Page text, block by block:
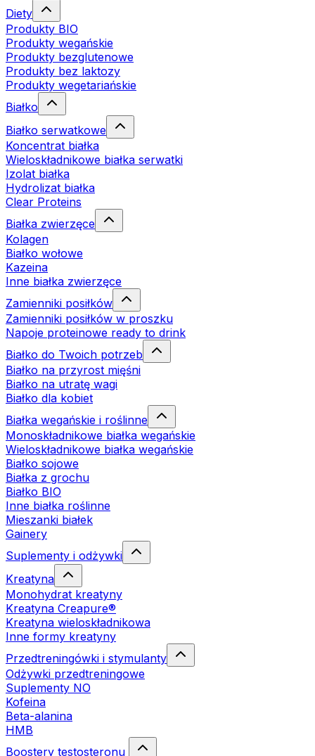
Diety
Produkty BIO
Produkty wegańskie
Produkty bezglutenowe
Produkty bez laktozy
Produkty wegetariańskie
Białko
Białko serwatkowe
Koncentrat białka
Wieloskładnikowe białka serwatki
Izolat białka
Hydrolizat białka
Clear Proteins
Białka zwierzęce
Kolagen
Białko wołowe
Kazeina
Inne białka zwierzęce
Zamienniki posiłków
Zamienniki posiłków w proszku
Napoje proteinowe ready to drink
Białko do Twoich potrzeb
Białko na przyrost mięśni
Białko na utratę wagi
Białko dla kobiet
Białka wegańskie i roślinne
Monoskładnikowe białka wegańskie
Wieloskładnikowe białka wegańskie
Białko sojowe
Białka z grochu
Białko BIO
Inne białka roślinne
Mieszanki białek
Gainery
Suplementy i odżywki
Kreatyna
Monohydrat kreatyny
Kreatyna Creapure®
Kreatyna wieloskładnikowa
Inne formy kreatyny
Przedtreningówki i stymulanty
Odżywki przedtreningowe
Suplementy NO
Kofeina
Beta-alanina
HMB
Boostery testosteronu